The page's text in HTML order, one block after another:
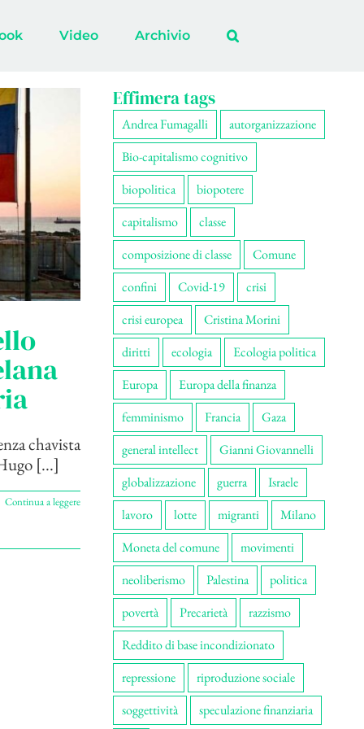
Video Archivio
chavista
[...]
Continua a leggere
Effimera tags
Andrea Fumagalli
autorganizzazione
Bio-capitalismo cognitivo
biopolitica
biopotere
capitalismo
classe
composizione di classe
Comune
confini
Covid-19
crisi
crisi europea
Cristina Morini
diritti
ecologia
Ecologia politica
Europa
Europa della finanza
femminismo
Francia
Gaza
general intellect
Gianni Giovannelli
globalizzazione
guerra
Israele
lavoro
lotte migranti
Milano
Moneta del comune
movimenti
neoliberismo
Palestina
politica
povertà
Precarietà
razzismo
Reddito di base incondizionato
repressione
riproduzione sociale
soggettività
speculazione finanziaria